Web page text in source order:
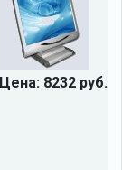
Цена: 8232 руб.